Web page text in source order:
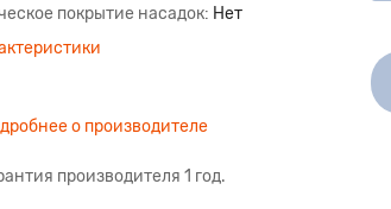
покрытие насадок Нет
о производителе
производителя 1 год.